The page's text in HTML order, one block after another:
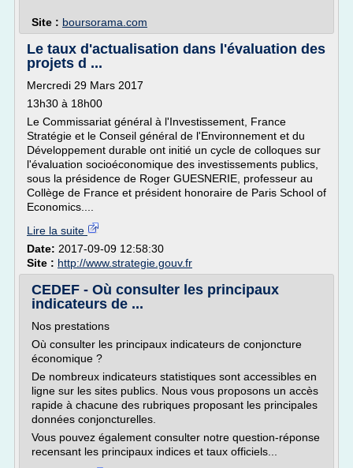
Site : boursorama.com
Le taux d'actualisation dans l'évaluation des
projets d ...
Mercredi 29 Mars 2017
13h30 à 18h00
Le Commissariat général à l'Investissement, France
Stratégie et le Conseil général de l'Environnement et du
Développement durable ont initié un cycle de colloques sur
l'évaluation socioéconomique des investissements publics,
sous la présidence de Roger GUESNERIE, professeur au
Collège de France et président honoraire de Paris School of
Economics....
Lire la suite
Date: 2017-09-09 12:58:30
Site : http://www.strategie.gouv.fr
CEDEF - Où consulter les principaux
indicateurs de ...
Nos prestations
Où consulter les principaux indicateurs de conjoncture
économique ?
De nombreux indicateurs statistiques sont accessibles en
ligne sur les sites publics. Nous vous proposons un accès
rapide à chacune des rubriques proposant les principales
données conjoncturelles.
Vous pouvez également consulter notre question-réponse
recensant les principaux indices et taux officiels...